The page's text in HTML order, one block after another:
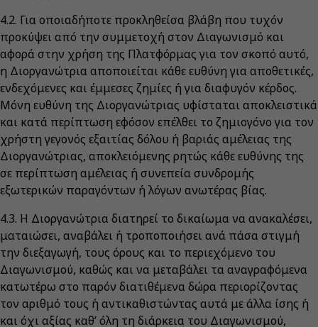
4.2. Για οποιαδήποτε προκληθείσα βλάβη που τυχόν
προκύψει από την συμμετοχή στον Διαγωνισμό και
αφορά στην χρήση της Πλατφόρμας για τον σκοπό αυτό,
η Διοργανώτρια αποποιείται κάθε ευθύνη για αποθετικές,
ενδεχόμενες και έμμεσες ζημίες ή για διαφυγόν κέρδος.
Μόνη ευθύνη της Διοργανώτριας υφίσταται αποκλειστικά
και κατά περίπτωση εφόσον επέλθει το ζημιογόνο για τον
χρήστη γεγονός εξαιτίας δόλου ή βαριάς αμέλειας της
Διοργανώτριας, αποκλειόμενης ρητώς κάθε ευθύνης της
σε περίπτωση αμέλειας ή συνεπεία συνδρομής
εξωτερικών παραγόντων ή λόγων ανωτέρας βίας.
4.3. Η Διοργανώτρια διατηρεί το δικαίωμα να ανακαλέσει,
ματαιώσει, αναβάλει ή τροποποιήσει ανά πάσα στιγμή
την διεξαγωγή, τους όρους και το περιεχόμενο του
Διαγωνισμού, καθώς και να μεταβάλει τα αναγραφόμενα
κατωτέρω στο παρόν διατιθέμενα δώρα περιορίζοντας
τον αριθμό τους ή αντικαθιστώντας αυτά με άλλα ίσης ή
και όχι αξίας καθ’ όλη τη διάρκεια του Διαγωνισμού,